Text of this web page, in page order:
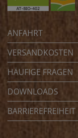
ANFAHRT
VERSANDKOSTEN
HÄUFIGE FRAGEN
DOWNLOADS
BARRIEREFREIHEIT